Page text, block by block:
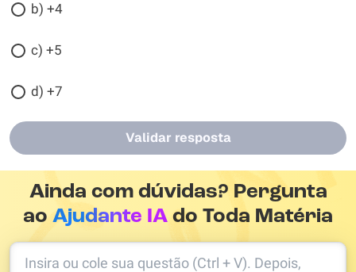
b) +4
c) +5
d) +7
Validar resposta
Ainda com dúvidas? Pergunta
aoAjudante IA do Toda Matéria
Insira ou cole sua questão (Ctrl + V). Depois,